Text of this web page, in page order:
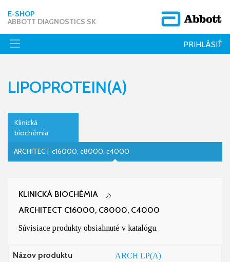
E-SHOP
ABBOTT DIAGNOSTICS SK
PRIHLÁSIŤ
LIPOPROTEIN(A)
Klinická
biochémia
ARCHITECT c16000, c8000, c4000
KLINICKÁ BIOCHÉMIA
ARCHITECT C16000, C8000, C4000
Súvisiace produkty obsiahnuté v katalógu.
Názov produktu
ARCH LP(A)